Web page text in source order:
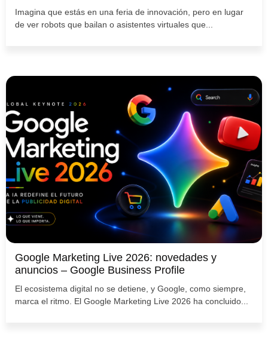
Imagina que estás en una feria de innovación, pero en lugar
de ver robots que bailan o asistentes virtuales que...
Google Marketing Live 2026: novedades y
anuncios – Google Business Profile
El ecosistema digital no se detiene, y Google, como siempre,
marca el ritmo. El Google Marketing Live 2026 ha concluido...